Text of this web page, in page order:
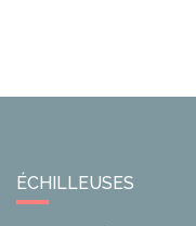
ÉCHILLEUSES